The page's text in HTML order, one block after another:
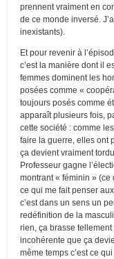
prennent vraiment en
de ce monde inversé.
inexistants).
Et pour revenir à
c’est la manière dont il
femmes dominent les
posées comme «
toujours posés comme
apparaît plusieurs fois,
cette société : comme
faire la guerre, elles ont
ça devient vraiment
Professeur gagne
montrant « féminin » (ce
ce qui me fait penser
c’est dans un sens un
redéfinition de la
rien, ça brasse
incohérente que ça
même temps c’est ce